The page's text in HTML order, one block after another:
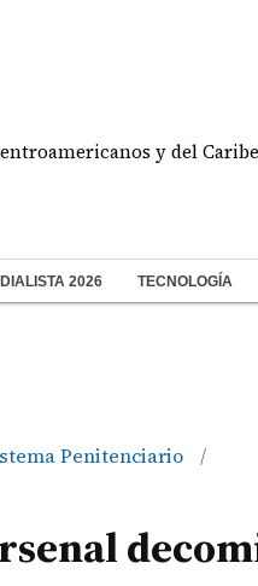
y del Caribe
2026 TECNOLOGÍA
Penitenciario /